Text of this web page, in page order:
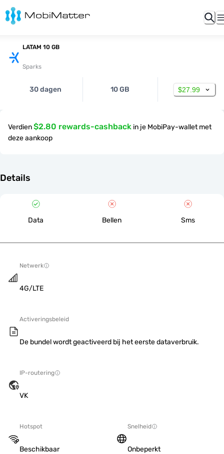
LATAM 10 GB
Sparks
30 dagen 10 GB $27.99
Verdien$2.80 rewards-cashback in je MobiPay-wallet met
deze aankoop
Details
Data Bellen Sms
Netwerk
4G/LTE
Activeringsbeleid
De bundel wordt geactiveerd bij het eerste dataverbruik.
IP-routering
VK
Hotspot
Beschikbaar
Snelheid
Onbeperkt